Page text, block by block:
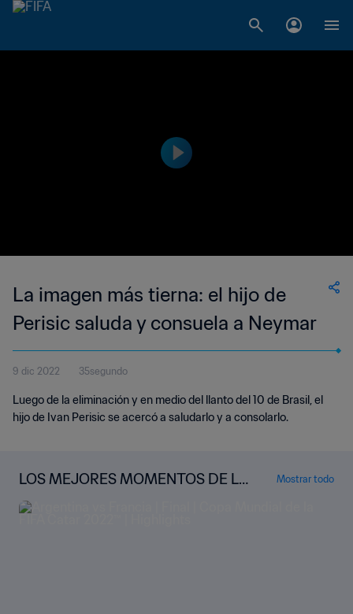
La imagen más tierna: el hijo de
Perisic saluda y consuela a Neymar
9 dic 2022 35segundo
Luego de la eliminación y en medio del llanto del 10 de Brasil, el
hijo de Ivan Perisic se acercó a saludarlo y a consolarlo.
LOS MEJORES MOMENTOS DE LA
COPA MUNDIAL
Mostrar todo